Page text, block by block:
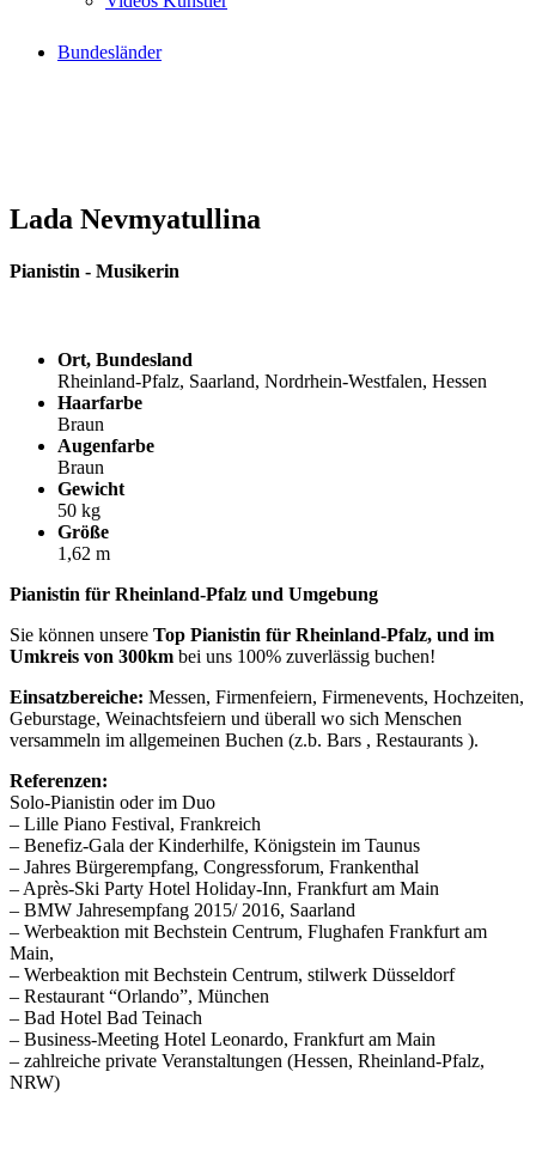
Bundesländer
Lada Nevmyatullina
Pianistin - Musikerin
Ort, Bundesland
Rheinland-Pfalz, Saarland, Nordrhein-Westfalen, Hessen
Haarfarbe
Braun
Augenfarbe
Braun
Gewicht
50 kg
Größe
1,62 m
Pianistin für Rheinland-Pfalz und Umgebung
Sie können unsere Top Pianistin für Rheinland-Pfalz, und im
Umkreis von 300km bei uns 100% zuverlässig buchen!
Einsatzbereiche: Messen, Firmenfeiern, Firmenevents, Hochzeiten,
Geburstage, Weinachtsfeiern und überall wo sich Menschen
versammeln im allgemeinen Buchen (z.b. Bars , Restaurants ).
Referenzen:
Solo-Pianistin oder im Duo
– Lille Piano Festival, Frankreich
– Benefiz-Gala der Kinderhilfe, Königstein im Taunus
– Jahres Bürgerempfang, Congressforum, Frankenthal
– Après-Ski Party Hotel Holiday-Inn, Frankfurt am Main
– BMW Jahresempfang 2015/ 2016, Saarland
– Werbeaktion mit Bechstein Centrum, Flughafen Frankfurt am
Main,
– Werbeaktion mit Bechstein Centrum, stilwerk Düsseldorf
– Restaurant “Orlando”, München
– Bad Hotel Bad Teinach
– Business-Meeting Hotel Leonardo, Frankfurt am Main
– zahlreiche private Veranstaltungen (Hessen, Rheinland-Pfalz,
NRW)